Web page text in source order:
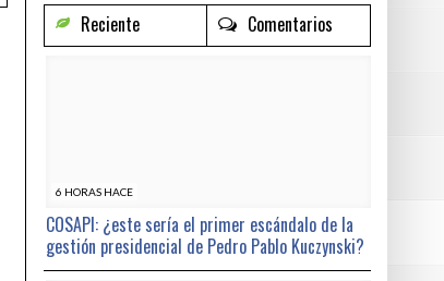
Reciente Comentarios
6 HORAS HACE
COSAPI: ¿este sería el primer escándalo de la
gestión presidencial de Pedro Pablo Kuczynski?